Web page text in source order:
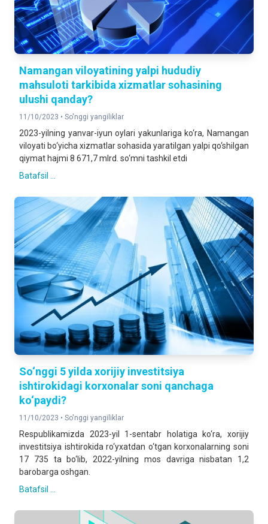
Namangan viloyatining yalpi hududiy
mahsuloti tarkibida xizmatlar sohasining
ulushi qanday?
11/10/2023 • So'nggi yangiliklar
2023-yilning yanvar-iyun oylari yakunlariga ko‘ra, Namangan
viloyati bo‘yicha xizmatlar sohasida yaratilgan yalpi qo‘shilgan
qiymat hajmi 8 671,7 mlrd. so‘mni tashkil etdi
Batafsil ...
So‘nggi 5 yilda xorijiy investitsiya
ishtirokidagi korxonalar soni qanchaga
ko‘paydi?
11/10/2023 • So'nggi yangiliklar
Respublikamizda 2023-yil 1-sentabr holatiga ko‘ra, xorijiy
investitsiya ishtirokida ro‘yxatdan o‘tgan korxonalarning soni
17 735 ta bo‘lib, 2022-yilning mos davriga nisbatan 1,2
barobarga oshgan.
Batafsil ...